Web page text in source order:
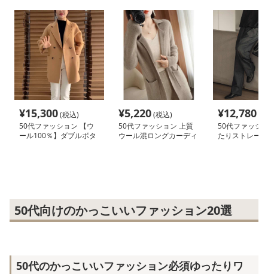
¥15,300(税込)
50代ファッション 【ウ
ール100％】ダブルボタ
¥5,220(税込)
50代ファッション 上質
ウール混ロングカーディ
¥12,780
50代ファッシ
たりストレー
50代向けのかっこいいファッション20選
50代のかっこいいファッション必須ゆったりワ